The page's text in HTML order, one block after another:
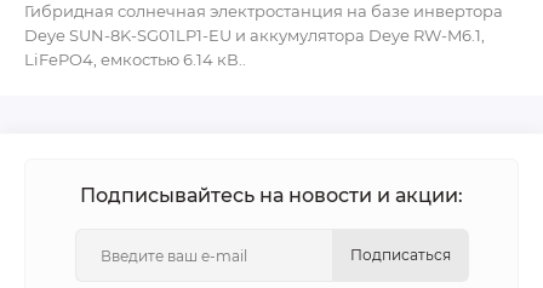
Гибридная солнечная электростанция на базе инвертора
Deye SUN-8K-SG01LP1-EU и аккумулятора Deye RW-M6.1,
LiFePO4, емкостью 6.14 кВ..
Подписывайтесь на новости и акции:
Подписаться